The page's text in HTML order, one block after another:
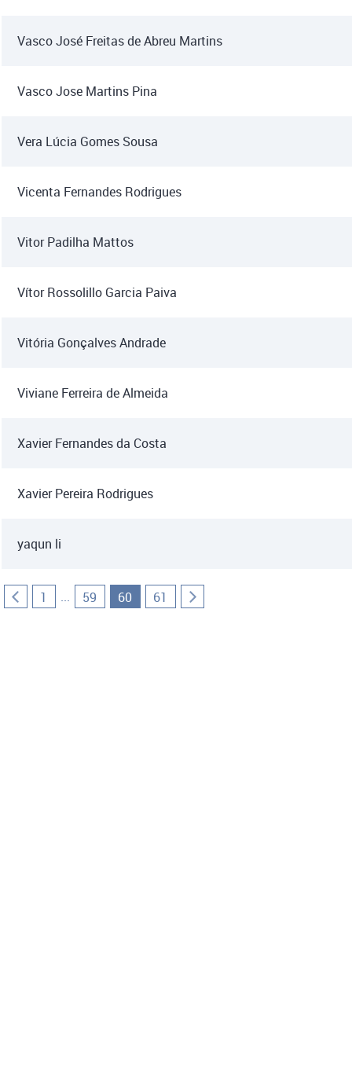
Vasco José Freitas de Abreu Martins
Vasco Jose Martins Pina
Vera Lúcia Gomes Sousa
Vicenta Fernandes Rodrigues
Vitor Padilha Mattos
Vítor Rossolillo Garcia Paiva
Vitória Gonçalves Andrade
Viviane Ferreira de Almeida
Xavier Fernandes da Costa
Xavier Pereira Rodrigues
yaqun li
1 ... 59 60 61